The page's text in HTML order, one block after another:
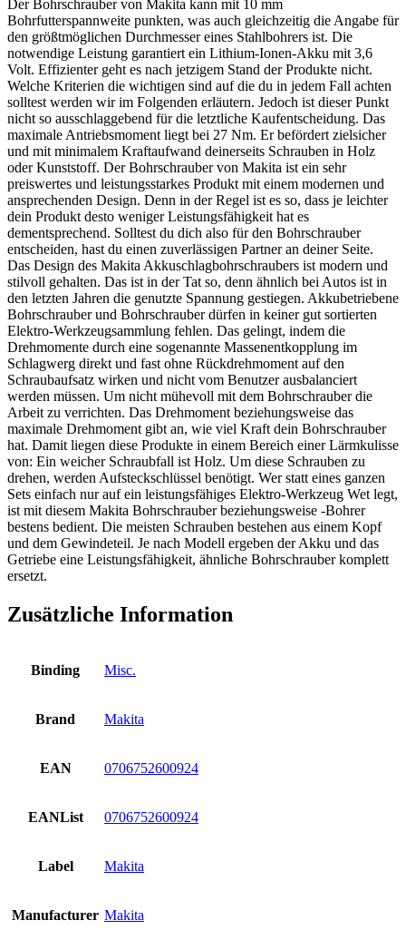
Der Bohrschrauber von Makita kann mit 10 mm
Bohrfutterspannweite punkten, was auch gleichzeitig die Angabe für
den größtmöglichen Durchmesser eines Stahlbohrers ist. Die
notwendige Leistung garantiert ein Lithium-Ionen-Akku mit 3,6
Volt. Effizienter geht es nach jetzigem Stand der Produkte nicht.
Welche Kriterien die wichtigen sind auf die du in jedem Fall achten
solltest werden wir im Folgenden erläutern. Jedoch ist dieser Punkt
nicht so ausschlaggebend für die letztliche Kaufentscheidung. Das
maximale Antriebsmoment liegt bei 27 Nm. Er befördert zielsicher
und mit minimalem Kraftaufwand deinerseits Schrauben in Holz
oder Kunststoff. Der Bohrschrauber von Makita ist ein sehr
preiswertes und leistungsstarkes Produkt mit einem modernen und
ansprechenden Design. Denn in der Regel ist es so, dass je leichter
dein Produkt desto weniger Leistungsfähigkeit hat es
dementsprechend. Solltest du dich also für den Bohrschrauber
entscheiden, hast du einen zuverlässigen Partner an deiner Seite.
Das Design des Makita Akkuschlagbohrschraubers ist modern und
stilvoll gehalten. Das ist in der Tat so, denn ähnlich bei Autos ist in
den letzten Jahren die genutzte Spannung gestiegen. Akkubetriebene
Bohrschrauber und Bohrschrauber dürfen in keiner gut sortierten
Elektro-Werkzeugsammlung fehlen. Das gelingt, indem die
Drehmomente durch eine sogenannte Massenentkopplung im
Schlagwerg direkt und fast ohne Rückdrehmoment auf den
Schraubaufsatz wirken und nicht vom Benutzer ausbalanciert
werden müssen. Um nicht mühevoll mit dem Bohrschrauber die
Arbeit zu verrichten. Das Drehmoment beziehungsweise das
maximale Drehmoment gibt an, wie viel Kraft dein Bohrschrauber
hat. Damit liegen diese Produkte in einem Bereich einer Lärmkulisse
von: Ein weicher Schraubfall ist Holz. Um diese Schrauben zu
drehen, werden Aufsteckschlüssel benötigt. Wer statt eines ganzen
Sets einfach nur auf ein leistungsfähiges Elektro-Werkzeug Wet legt,
ist mit diesem Makita Bohrschrauber beziehungsweise -Bohrer
bestens bedient. Die meisten Schrauben bestehen aus einem Kopf
und dem Gewindeteil. Je nach Modell ergeben der Akku und das
Getriebe eine Leistungsfähigkeit, ähnliche Bohrschrauber komplett
ersetzt.
Zusätzliche Information
Binding Misc.
Brand Makita
EAN 0706752600924
EANList 0706752600924
Label Makita
Manufacturer Makita